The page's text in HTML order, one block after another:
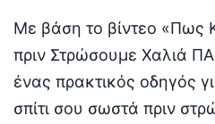
Με βάση το βίντεο «Πως
πριν Στρώσουμε Χαλιά
ένας πρακτικός οδηγός
σπίτι σου σωστά πριν